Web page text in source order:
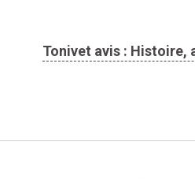
Tonivet avis : Histoire,